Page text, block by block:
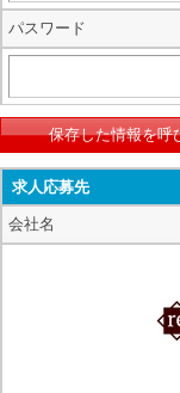
パスワード
求人応募先
会社名